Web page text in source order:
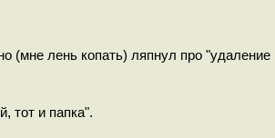
(мне лень копать) ляпнул про "удаление
тот и папка".